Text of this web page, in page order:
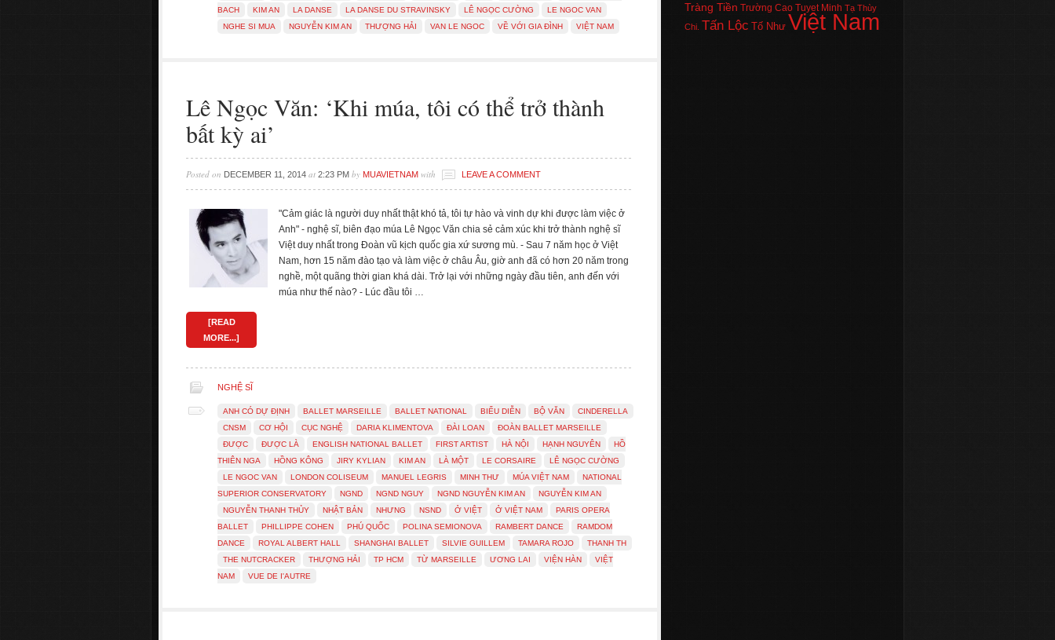
BACH
KIM AN LA DANSE LA DANSE DU STRAVINSKY LÊ NGỌC CƯỜNG
LE NGOC VAN
NGHE SI MUA
NGUYỄN KIM AN THƯỢNG HẢI VAN LE NGOC VỀ VỚI GIA ĐÌNH VIỆT NAM
Lê Ngọc Văn: ‘Khi múa, tôi có thể trở thành
bất kỳ ai’
Posted on DECEMBER 11, 2014 at 2:23 PM by MUAVIETNAM with LEAVE A COMMENT
"Cảm giác là người duy nhất thật khó tả, tôi tự hào và vinh dự khi được làm việc ở
Anh" - nghệ sĩ, biên đạo múa Lê Ngọc Văn chia sẻ cảm xúc khi trở thành nghệ sĩ
Việt duy nhất trong Đoàn vũ kịch quốc gia xứ sương mù. - Sau 7 năm học ở Việt
Nam, hơn 15 năm đào tạo và làm việc ở châu Âu, giờ anh đã có hơn 20 năm trong
nghề, một quãng thời gian khá dài. Trở lại với những ngày đầu tiên, anh đến với
múa như thế nào? - Lúc đầu tôi …
[READ
MORE...]
NGHỆ SĨ
ANH CÓ DỰ ĐỊNH BALLET MARSEILLE BALLET NATIONAL BIỂU DIỄN BỘ VĂN
CINDERELLA
CNSM
CƠ HỘI CỤC NGHỆ DARIA KLIMENTOVA ĐÀI LOAN
ĐOÀN BALLET MARSEILLE
ĐƯỢC
ĐƯỢC LÀ ENGLISH NATIONAL BALLET FIRST ARTIST HÀ NỘI HẠNH NGUYÊN
HỒ
THIÊN NGA
HỒNG KÔNG JIRY KYLIAN KIM AN LÀ MỘT LE CORSAIRE
LÊ NGỌC CƯỜNG
LE NGOC VAN
LONDON COLISEUM MANUEL LEGRIS MINH THƯ MÚA VIỆT NAM
NATIONAL
SUPERIOR CONSERVATORY
NGND NGND NGUY NGND NGUYỄN KIM AN
NGUYỄN KIM AN
NGUYỄN THANH THỦY
NHẬT BẢN NHƯNG NSND Ở VIỆT Ở VIỆT NAM
PARIS OPERA
BALLET
PHILLIPPE COHEN PHÚ QUỐC POLINA SEMIONOVA RAMBERT DANCE
RAMDOM
DANCE
ROYAL ALBERT HALL SHANGHAI BALLET SILVIE GUILLEM TAMARA ROJO
THANH TH
THE NUTCRACKER
THƯỢNG HẢI TP HCM TỪ MARSEILLE ƯƠNG LAI VIỆN HÀN
VIỆT
NAM
VUE DE I'AUTRE
Tràng Tiền Trường Cao Tuyet Minh Tạ Thùy
Chi. Tấn Lộc Tố Như Việt Nam